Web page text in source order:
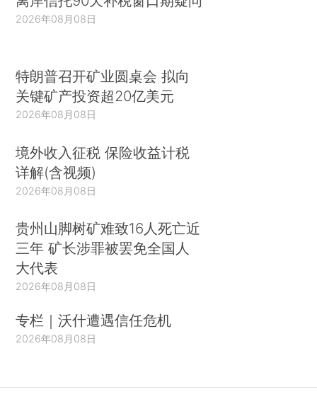
2026年08月08日
特朗普召开矿业圆桌会 拟向
关键矿产投资超20亿美元
2026年08月08日
境外收入征税 保险收益计税
详解(含视频)
2026年08月08日
贵州山脚树矿难致16人死亡近
三年 矿长涉罪被罢免全国人
大代表
2026年08月08日
专栏｜沃什遭遇信任危机
2026年08月08日